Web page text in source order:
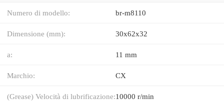
Numero di modello: br-m8110
Dimensione (mm): 30x62x32
a: 11 mm
Marchio: CX
(Grease) Velocità di lubrificazione:10000 r/min